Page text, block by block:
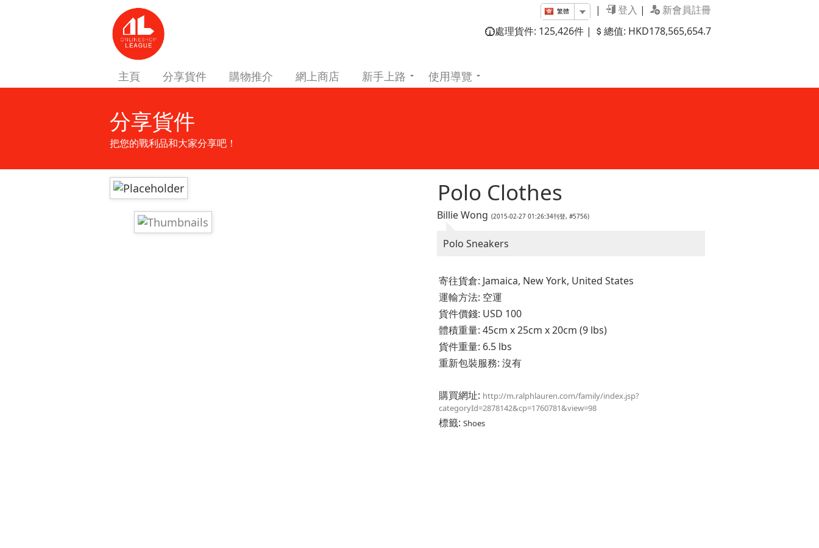
繁體 | 登入 |
新會員註冊
處理貨件: 125,426件 |
總值: HKD178,565,654.7
主頁 分享貨件 購物推介 網上商店 新手上路 使用導覽
分享貨件
把您的戰利品和大家分享吧！
Polo Clothes
Billie Wong (2015-02-27 01:26:34刊登, #5756)
Polo Sneakers
寄往貨倉: Jamaica, New York, United States
運輸方法: 空運
貨件價錢: USD 100
體積重量: 45cm x 25cm x 20cm (9 lbs)
貨件重量: 6.5 lbs
重新包裝服務: 沒有
購買網址: http://m.ralphlauren.com/family/index.jsp?
categoryId=2878142&cp=1760781&view=98
標籤: Shoes